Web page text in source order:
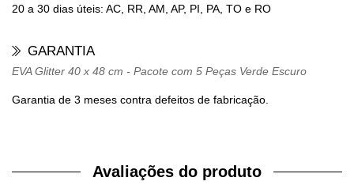
20 a 30 dias úteis: AC, RR, AM, AP, PI, PA, TO e RO
GARANTIA
EVA Glitter 40 x 48 cm - Pacote com 5 Peças Verde Escuro
Garantia de 3 meses contra defeitos de fabricação.
Avaliações do produto